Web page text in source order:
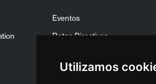
Utilizamos
Eventos
Retos Directivos
Noticias